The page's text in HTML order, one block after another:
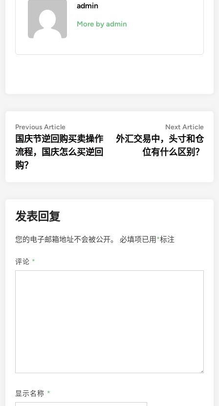
admin
More by admin
文
章
导
航
Previous ArticlePrevious
article:
国庆节逆回购买卖操作
流程，国庆怎么买逆回
购？
Next Article
外汇交易中，头寸和仓
位有什么区别？
发表回复
您的电子邮箱地址不会被公开。 必填项已用*标注
评论 *
显示名称 *